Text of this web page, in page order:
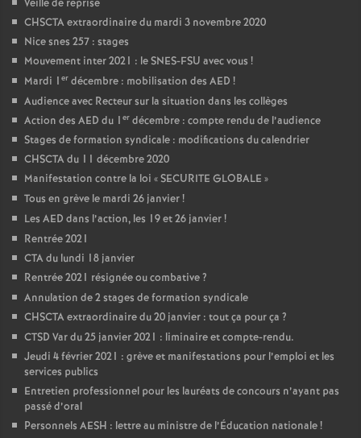
Veille de reprise
CHSCTA extraordinaire du mardi 3 novembre 2020
Nice snes 257 : stages
Mouvement inter 2021 : le SNES-FSU avec vous !
Mardi 1 er décembre : mobilisation des AED !
Audience avec Recteur sur la situation dans les collèges
Action des AED du 1 er décembre : compte rendu de l’audience
Stages de formation syndicale : modifications du calendrier
CHSCTA du 11 décembre 2020
Manifestation contre la loi «SECURITE GLOBALE »
Tous en grève le mardi 26 janvier!
Les AED dans l’action, les 19 et 26 janvier!
Rentrée 2021
CTA du lundi 18 janvier
Rentrée 2021 résignée ou combative?
Annulation de 2 stages de formation syndicale
CHSCTA extraordinaire du 20 janvier : tout ça pour ça ?
CTSD Var du 25 janvier 2021 : liminaire et compte-rendu.
Jeudi 4 février 2021 : grève et manifestations pour l’emploi et les
services publics
Entretien professionnel pour les lauréats de concours n’ayant pas
passé d’oral
Personnels AESH : lettre au ministre de l’Éducation nationale!